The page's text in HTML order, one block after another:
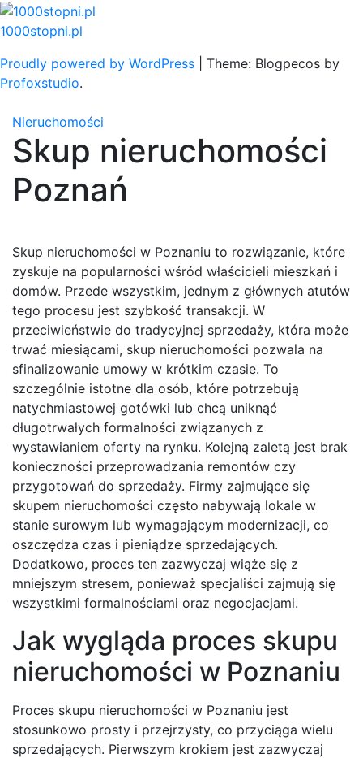
Skip
to
1000stopni.pl
Proudly powered by WordPress
Theme: Blogpecos by
Profoxstudio.
Nieruchomości
Skup nieruchomości
Poznań
Skup nieruchomości w Poznaniu to rozwiązanie, które
zyskuje na popularności wśród właścicieli mieszkań i
domów. Przede wszystkim, jednym z głównych atutów
tego procesu jest szybkość transakcji. W
przeciwieństwie do tradycyjnej sprzedaży, która może
trwać miesiącami, skup nieruchomości pozwala na
sfinalizowanie umowy w krótkim czasie. To
szczególnie istotne dla osób, które potrzebują
natychmiastowej gotówki lub chcą uniknąć
długotrwałych formalności związanych z
wystawianiem oferty na rynku. Kolejną zaletą jest brak
konieczności przeprowadzania remontów czy
przygotowań do sprzedaży. Firmy zajmujące się
skupem nieruchomości często nabywają lokale w
stanie surowym lub wymagającym modernizacji, co
oszczędza czas i pieniądze sprzedających.
Dodatkowo, proces ten zazwyczaj wiąże się z
mniejszym stresem, ponieważ specjaliści zajmują się
wszystkimi formalnościami oraz negocjacjami.
Jak wygląda proces skupu
nieruchomości w Poznaniu
Proces skupu nieruchomości w Poznaniu jest
stosunkowo prosty i przejrzysty, co przyciąga wielu
sprzedających. Pierwszym krokiem jest zazwyczaj